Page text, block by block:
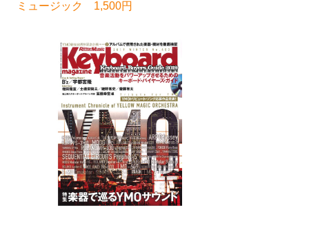
ミュージック 1,500円